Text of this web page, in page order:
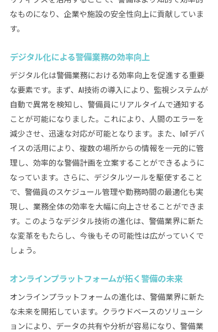
なものになり、企業や施設の安全性向上に貢献していま
す。
デジタル化による警備業務の効率向上
デジタル化は警備業務における効率向上を促進する重要
な要素です。まず、AI技術の導入により、監視システムが
自動で異常を検知し、警備員にリアルタイムで通知する
ことが可能になりました。これにより、人間のエラーを
減少させ、迅速な対応が可能となります。また、IoTデバ
イスの活用により、複数の場所からの情報を一元的に管
理し、効率的な警備計画を立案することができるように
なっています。さらに、デジタルツールを駆使すること
で、警備員のスケジュール管理や勤務時間の最適化も実
現し、業務全体の効率を大幅に向上させることができま
す。このようなデジタル技術の進化は、警備業界に新た
な変革をもたらし、今後もその可能性は広がっていくで
しょう。
オンラインプラットフォームが拓く警備の未来
オンラインプラットフォームの進化は、警備業界に新た
な未来を開拓しています。クラウドベースのソリューシ
ョンにより、データの共有や分析が容易になり、警備業